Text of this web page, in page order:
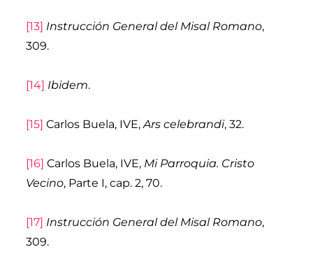
[13] Instrucción General del Misal Romano,
309.
[14] Ibidem.
[15] Carlos Buela, IVE,Ars celebrandi, 32.
[16] Carlos Buela, IVE, Mi Parroquia. Cristo
Vecino, Parte I, cap. 2, 70.
[17] Instrucción General del Misal Romano,
309.